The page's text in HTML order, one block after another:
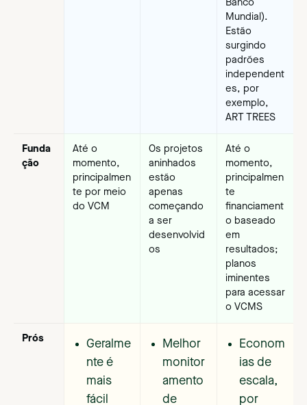
Banco
Mundial).
Estão
surgindo
padrões
independent
es, por
exemplo,
ART TREES
Funda
ção
Até o
momento,
principalmen
te por meio
do VCM
Os projetos
aninhados
estão
apenas
começando
a ser
desenvolvid
os
Até o
momento,
principalmen
te
financiament
o baseado
em
resultados;
planos
iminentes
para acessar
o VCMS
Prós
Geralme
nte é
mais
fácil
Melhor
monitor
amento
de
Econom
ias de
escala,
por